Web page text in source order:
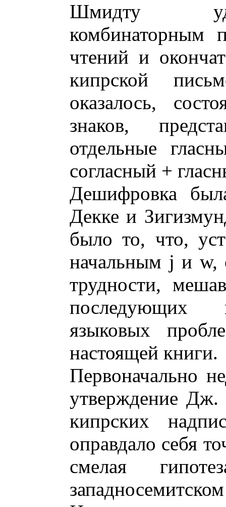
Шмидту
комбинаторным
чтений и
кипрской
оказалось,
знаков,
отдельные
согласный +
Дешифровка
Декке и
было то, что,
начальным j и w,
трудности,
последующих
языковых
настоящей книги.
Первоначально
утверждение
кипрских
оправдало себя
смелая